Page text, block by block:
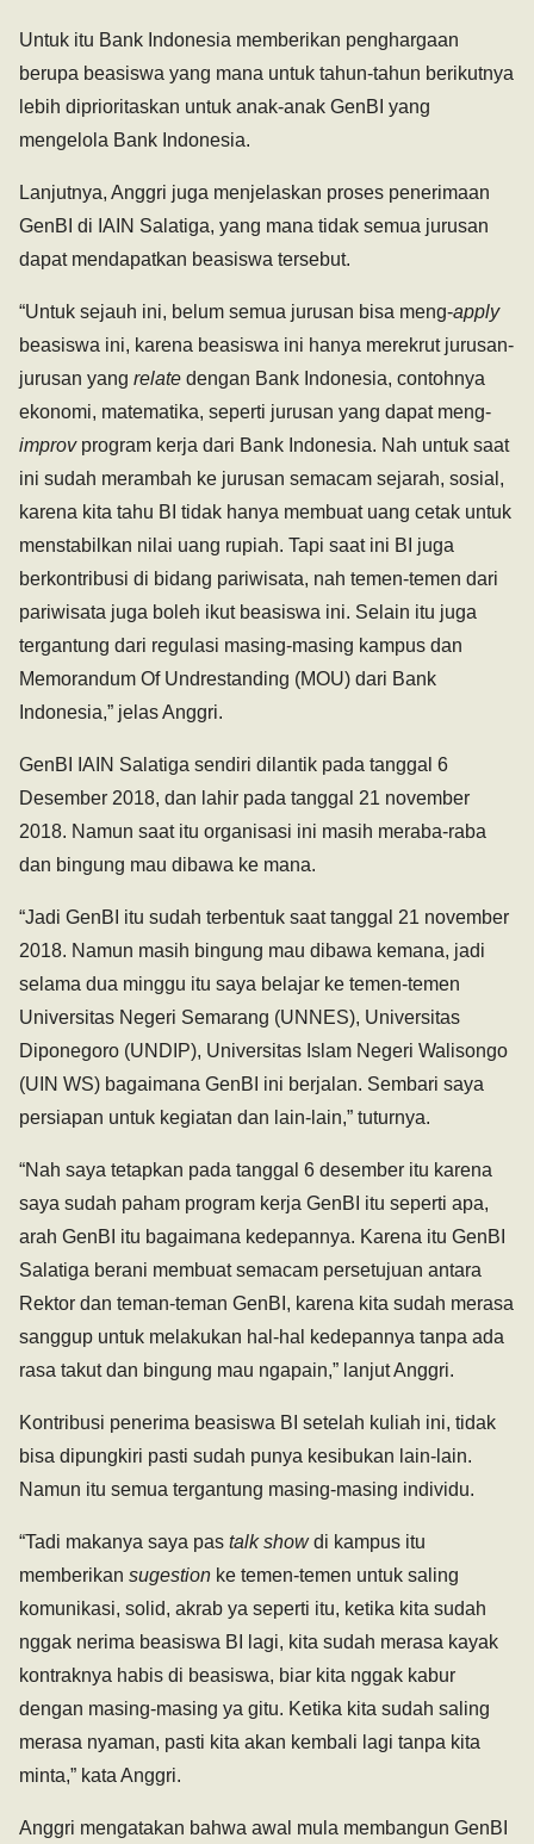
Untuk itu Bank Indonesia memberikan penghargaan
berupa beasiswa yang mana untuk tahun-tahun berikutnya
lebih diprioritaskan untuk anak-anak GenBI yang
mengelola Bank Indonesia.
Lanjutnya, Anggri juga menjelaskan proses penerimaan
GenBI di IAIN Salatiga, yang mana tidak semua jurusan
dapat mendapatkan beasiswa tersebut.
“Untuk sejauh ini, belum semua jurusan bisa meng-apply
beasiswa ini, karena beasiswa ini hanya merekrut jurusan-
jurusan yang relate dengan Bank Indonesia, contohnya
ekonomi, matematika, seperti jurusan yang dapat meng-
improv program kerja dari Bank Indonesia. Nah untuk saat
ini sudah merambah ke jurusan semacam sejarah, sosial,
karena kita tahu BI tidak hanya membuat uang cetak untuk
menstabilkan nilai uang rupiah. Tapi saat ini BI juga
berkontribusi di bidang pariwisata, nah temen-temen dari
pariwisata juga boleh ikut beasiswa ini. Selain itu juga
tergantung dari regulasi masing-masing kampus dan
Memorandum Of Undrestanding (MOU) dari Bank
Indonesia,” jelas Anggri.
GenBI IAIN Salatiga sendiri dilantik pada tanggal 6
Desember 2018, dan lahir pada tanggal 21 november
2018. Namun saat itu organisasi ini masih meraba-raba
dan bingung mau dibawa ke mana.
“Jadi GenBI itu sudah terbentuk saat tanggal 21 november
2018. Namun masih bingung mau dibawa kemana, jadi
selama dua minggu itu saya belajar ke temen-temen
Universitas Negeri Semarang (UNNES), Universitas
Diponegoro (UNDIP), Universitas Islam Negeri Walisongo
(UIN WS) bagaimana GenBI ini berjalan. Sembari saya
persiapan untuk kegiatan dan lain-lain,” tuturnya.
“Nah saya tetapkan pada tanggal 6 desember itu karena
saya sudah paham program kerja GenBI itu seperti apa,
arah GenBI itu bagaimana kedepannya. Karena itu GenBI
Salatiga berani membuat semacam persetujuan antara
Rektor dan teman-teman GenBI, karena kita sudah merasa
sanggup untuk melakukan hal-hal kedepannya tanpa ada
rasa takut dan bingung mau ngapain,” lanjut Anggri.
Kontribusi penerima beasiswa BI setelah kuliah ini, tidak
bisa dipungkiri pasti sudah punya kesibukan lain-lain.
Namun itu semua tergantung masing-masing individu.
“Tadi makanya saya pas talk showdi kampus itu
memberikan sugestion ke temen-temen untuk saling
komunikasi, solid, akrab ya seperti itu, ketika kita sudah
nggak nerima beasiswa BI lagi, kita sudah merasa kayak
kontraknya habis di beasiswa, biar kita nggak kabur
dengan masing-masing ya gitu. Ketika kita sudah saling
merasa nyaman, pasti kita akan kembali lagi tanpa kita
minta,” kata Anggri.
Anggri mengatakan bahwa awal mula membangun GenBI